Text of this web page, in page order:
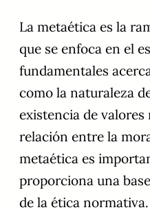
La metaética es la
que se enfoca en el
fundamentales
como la naturaleza
existencia de
relación entre la
metaética es
proporciona una
de la ética normativa.